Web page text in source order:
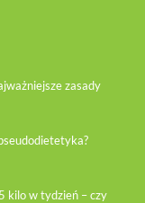
zasady
5 kilo w tydzień – czy